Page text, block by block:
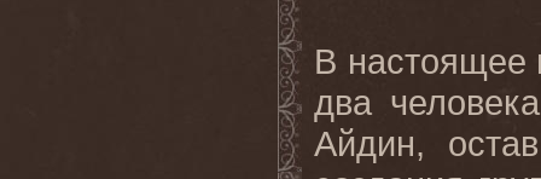
В настоящее
два
Айдин,